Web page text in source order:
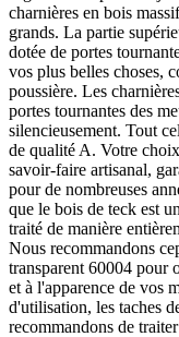
charnières en bois
grands. La partie
dotée de portes
vos plus belles choses,
poussière. Les
portes tournantes des
silencieusement. Tout
de qualité A. Votre
savoir-faire artisanal,
pour de nombreuses
que le bois de teck est
traité de manière
Nous recommandons
transparent 60004 pour
et à l'apparence de vos
d'utilisation, les taches
recommandons de